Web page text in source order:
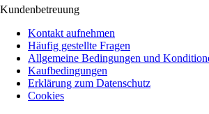
Kundenbetreuung
Kontakt aufnehmen
Häufig gestellte Fragen
Allgemeine Bedingungen und
Kaufbedingungen
Erklärung zum Datenschutz
Cookies